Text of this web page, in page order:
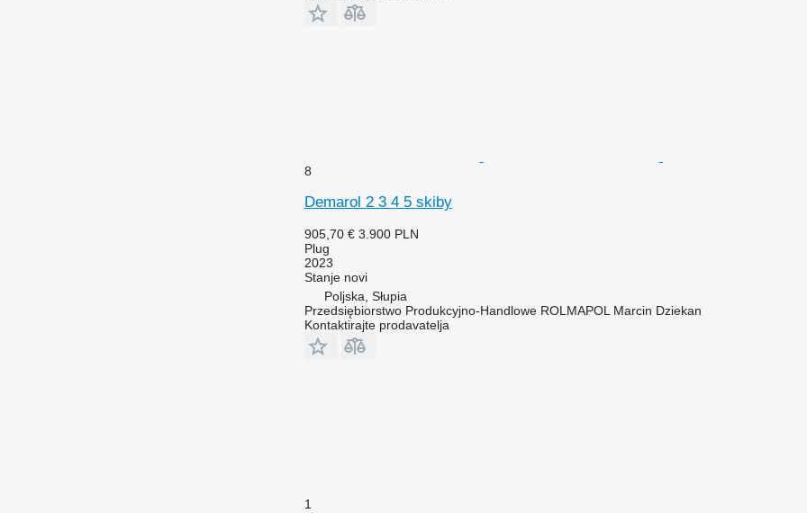
8
Demarol 2 3 4 5 skiby
905,70 € 3.900 PLN
Plug
2023
Stanjenovi
Poljska, Słupia
Przedsiębiorstwo Produkcyjno-Handlowe ROLMAPOL Marcin Dziekan
Kontaktirajte prodavatelja
1